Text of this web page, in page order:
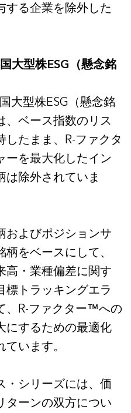
する企業を除外した
大型株ESG（懸念銘
大型株ESG（懸念銘
、ベース指数のリス
たまま、R-ファクタ
を最大化したイン
は除外されていま
およびポジションサ
をベースにして、
高・業種偏差に関す
標トラッキングエラ
、R-ファクター™への
にするための最適化
います。
・シリーズには、価
ターンの双方につい